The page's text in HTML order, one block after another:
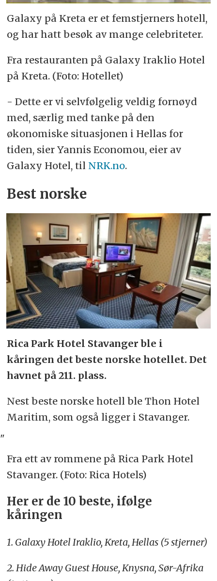
Galaxy på Kreta er et femstjerners hotell,
og har hatt besøk av mange celebriteter.
Fra restauranten på Galaxy Iraklio Hotel
på Kreta. (Foto: Hotellet)
- Dette er vi selvfølgelig veldig fornøyd
med, særlig med tanke på den
økonomiske situasjonen i Hellas for
tiden, sier Yannis Economou, eier av
Galaxy Hotel, til NRK.no.
Best norske
Rica Park Hotel Stavanger ble i
kåringen det beste norske hotellet. Det
havnet på 211. plass.
Nest beste norske hotell ble Thon Hotel
Maritim, som også ligger i Stavanger.
"
Fra ett av rommene på Rica Park Hotel
Stavanger. (Foto: Rica Hotels)
Her er de 10 beste, ifølge
kåringen
1. Galaxy Hotel Iraklio, Kreta, Hellas (5 stjerner)
2. Hide Away Guest House, Knysna, Sør-Afrika